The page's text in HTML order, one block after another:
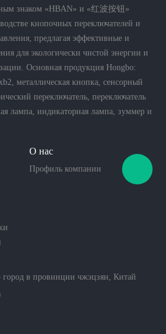
использования AC-15 и DC-13, а
также по механ
знаком «HBAN» и «红波按钮»
кнопочных переключателей и
предлагая эффективные и
для экологически чистой энергии и
Основная продукция Hongbo:
металлическая кнопка, сенсорный
переключатель, переключатель
лампа, индикаторная лампа, зуммер и
О нас
Профиль компании
в провинции чжэцзян, Китай